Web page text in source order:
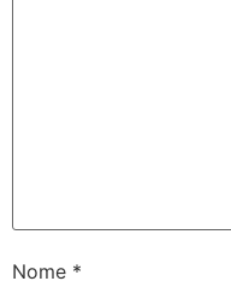
Nome *